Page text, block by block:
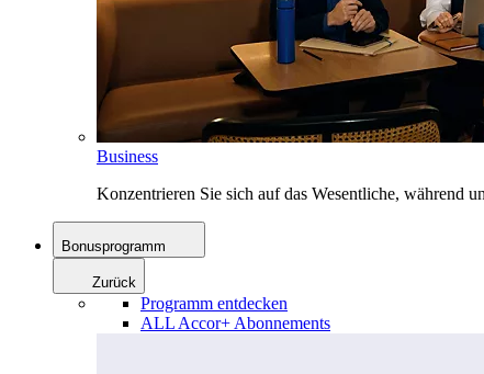
Business
Konzentrieren Sie sich auf das Wesentliche, während
Bonusprogramm
Zurück
Programm entdecken
ALL Accor+ Abonnements